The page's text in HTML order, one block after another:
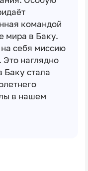
командой
мира в Баку.
на себя миссию
Это наглядно
Баку стала
в нашем